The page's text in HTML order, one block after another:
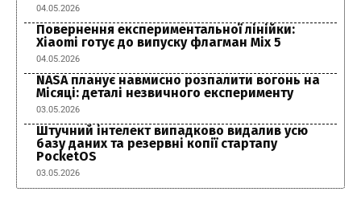
04.05.2026
Повернення експериментальної лінійки:
Xiaomi готує до випуску флагман Mix 5
04.05.2026
NASA планує навмисно розпалити вогонь на
Місяці: деталі незвичного експерименту
03.05.2026
Штучний інтелект випадково видалив усю
базу даних та резервні копії стартапу
PocketOS
03.05.2026